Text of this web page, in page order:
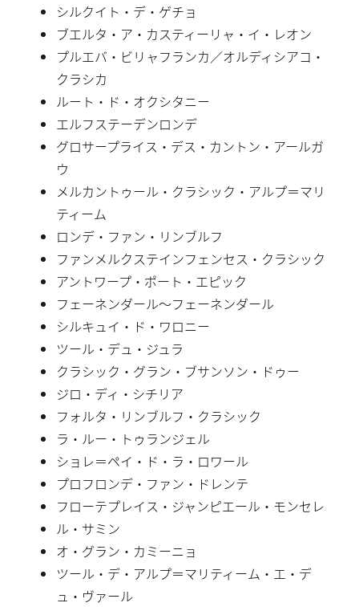
シルクイト・デ・ゲチョ
ブエルタ・ア・カスティーリャ・イ・レオン
プルエバ・ビリャフランカ／オルディシアコ・
クラシカ
ルート・ド・オクシタニー
エルフステーデンロンデ
グロサープライス・デス・カントン・アールガ
ウ
メルカントゥール・クラシック・アルプ＝マリ
ティーム
ロンデ・ファン・リンブルフ
ファンメルクステインフェンセス・クラシック
アントワープ・ポート・エピック
フェーネンダール〜フェーネンダール
シルキュイ・ド・ワロニー
ツール・デュ・ジュラ
クラシック・グラン・ブサンソン・ドゥー
ジロ・ディ・シチリア
フォルタ・リンブルフ・クラシック
ラ・ルー・トゥランジェル
ショレ＝ペイ・ド・ラ・ロワール
プロフロンデ・ファン・ドレンテ
フローテプレイス・ジャンピエール・モンセレ
ル・サミン
オ・グラン・カミーニョ
ツール・デ・アルプ＝マリティーム・エ・デ
ュ・ヴァール